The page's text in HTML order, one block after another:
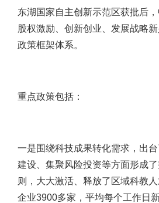
东湖国家自主创新示范区获批后
股权激励、创新创业、发展战略
政策框架体系。
重点政策包括：
一是围绕科技成果转化需求，出
建设、集聚风险投资等方面形成
则，大大激活、释放了区域科教
企业3900多家，平均每个工作日